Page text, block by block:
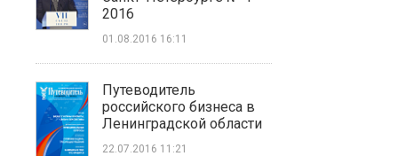
2016
01.08.2016 16:11
Путеводитель
российского бизнеса в
Ленинградской области
22.07.2016 11:21